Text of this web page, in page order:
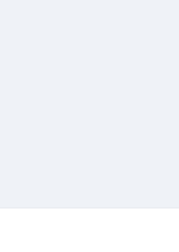
Prambanan.
Demo Slot PG Soft Gratis!